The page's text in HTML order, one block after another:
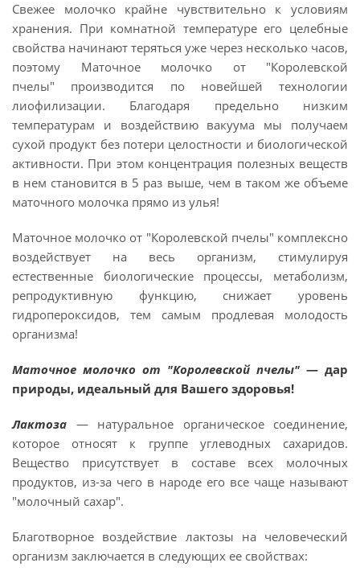
Свежее молочко крайне чувствительно к условиям
хранения. При комнатной температуре его целебные
свойства начинают теряться уже через несколько часов,
поэтому Маточное молочко от "Королевской
пчелы" производится по новейшей технологии
лиофилизации. Благодаря предельно низким
температурам и воздействию вакуума мы получаем
сухой продукт без потери целостности и биологической
активности. При этом концентрация полезных веществ
в нем становится в 5 раз выше, чем в таком же объеме
маточного молочка прямо из улья!
Маточное молочко от "Королевской пчелы" комплексно
воздействует на весь организм, стимулируя
естественные биологические процессы, метаболизм,
репродуктивную функцию, снижает уровень
гидропероксидов, тем самым продлевая молодость
организма!
Маточное молочко от "Королевской пчелы" — дар
природы, идеальный для Вашего здоровья!
Лактоза — натуральное органическое соединение,
которое относят к группе углеводных сахаридов.
Вещество присутствует в составе всех молочных
продуктов, из-за чего в народе его все чаще называют
"молочный сахар".
Благотворное воздействие лактозы на человеческий
организм заключается в следующих ее свойствах: